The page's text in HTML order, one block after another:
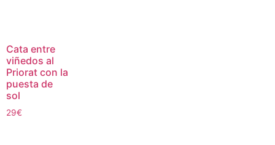
Cata entre
viñedos al
Priorat con la
puesta de
sol
29€